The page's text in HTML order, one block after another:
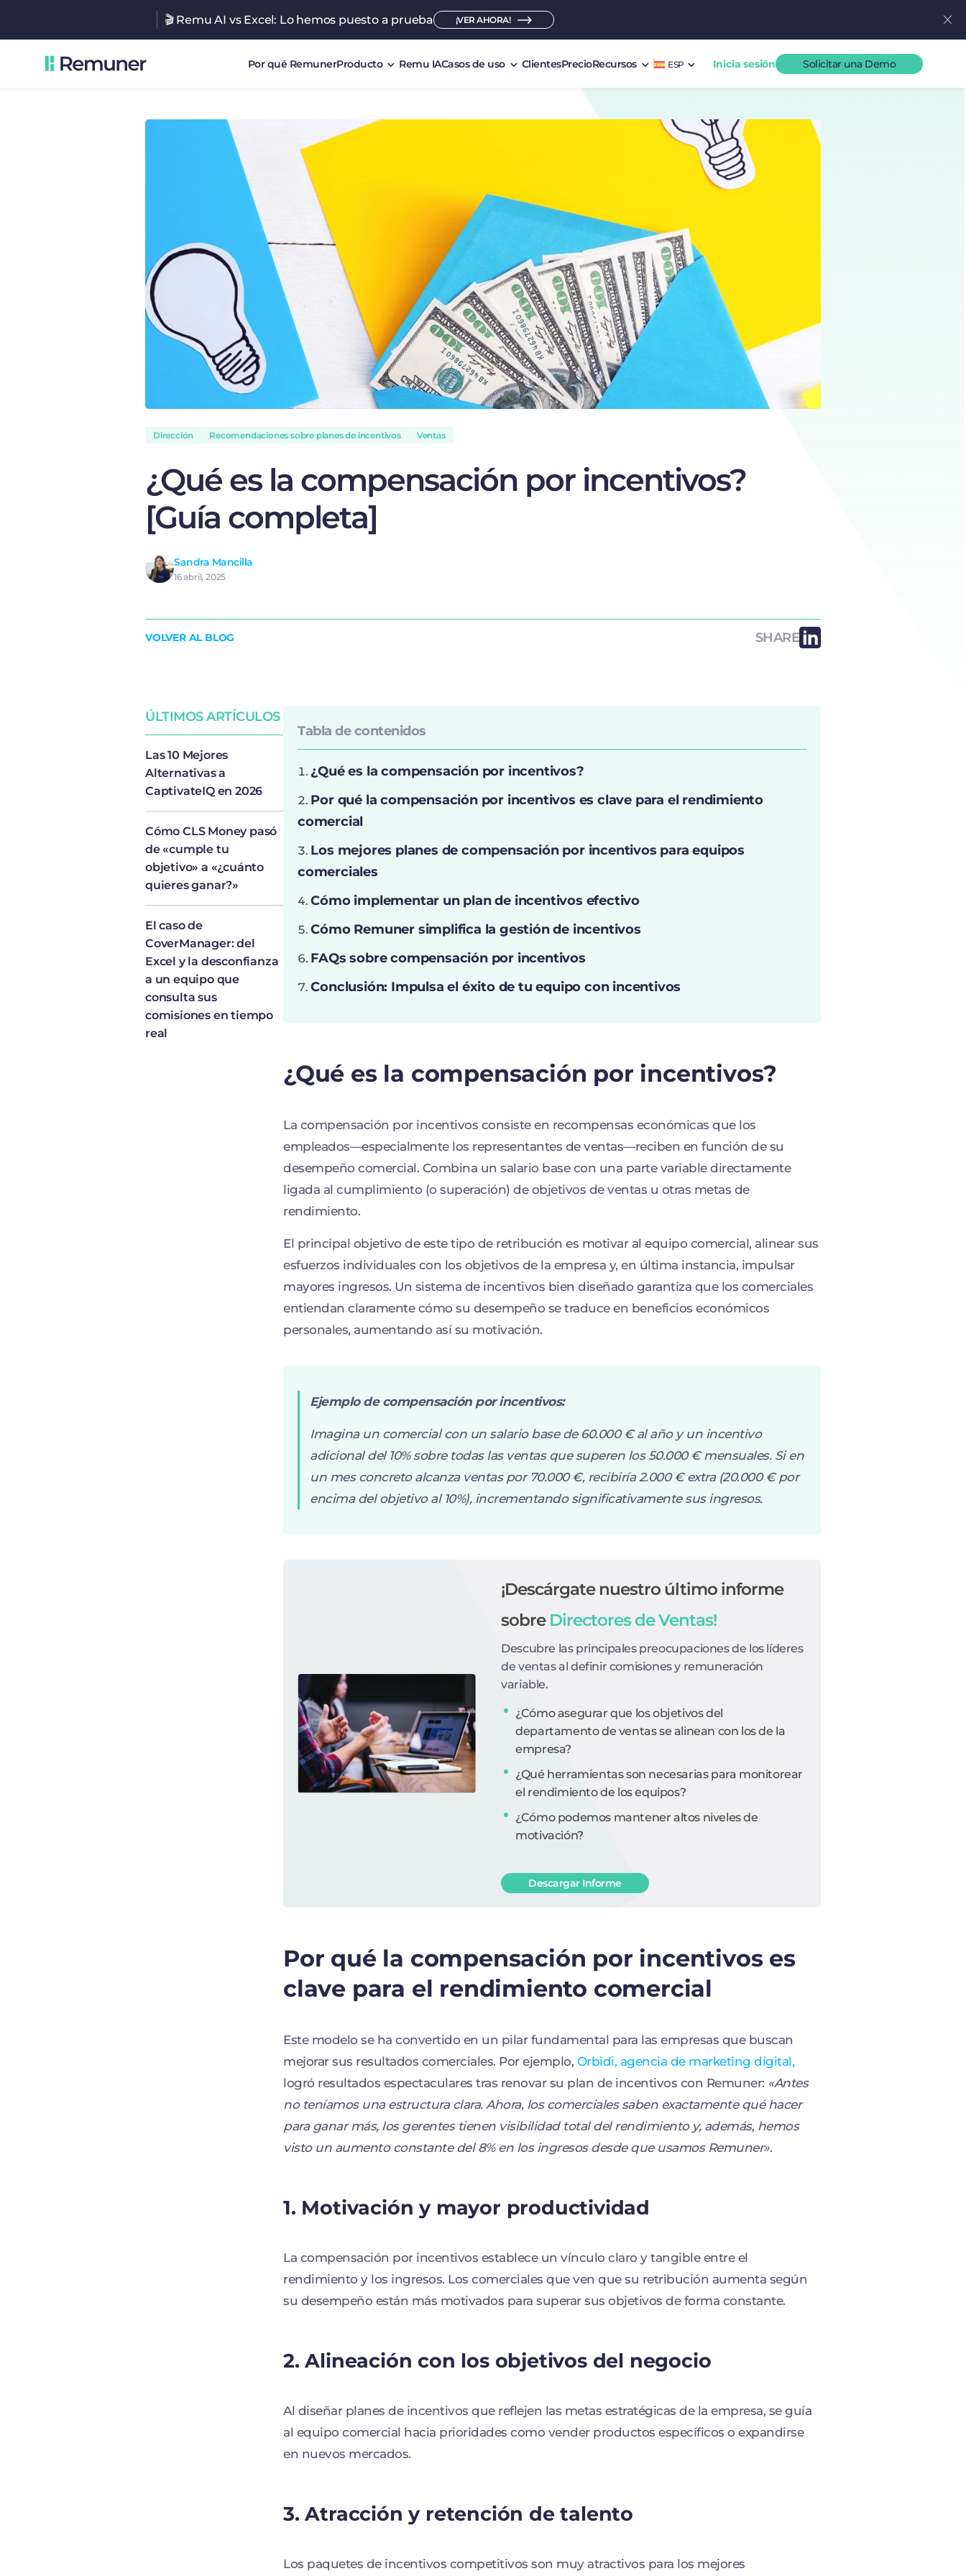
🎬 Remu AI vs Excel: Lo hemos puesto a prueba ¡VER AHORA!
Por qué RemunerProducto Remu IACasos de uso ClientesPrecioRecursos ESP Inicia sesión Solicitar una Demo
Dirección Recomendaciones sobre planes de incentivos Ventas
¿Qué es la compensación por incentivos?
[Guía completa]
Sandra Mancilla
16 abril, 2025
VOLVER AL BLOG SHARE
ÚLTIMOS ARTÍCULOS
Las 10 Mejores
Alternativas a
CaptivateIQ en 2026
Cómo CLS Money pasó
de «cumple tu
objetivo» a «¿cuánto
quieres ganar?»
El caso de
CoverManager: del
Excel y la desconfianza
a un equipo que
consulta sus
comisiones en tiempo
real
Tabla de contenidos
¿Qué es la compensación por incentivos?
Por qué la compensación por incentivos es clave para el rendimiento
comercial
Los mejores planes de compensación por incentivos para equipos
comerciales
Cómo implementar un plan de incentivos efectivo
Cómo Remuner simplifica la gestión de incentivos
FAQs sobre compensación por incentivos
Conclusión: Impulsa el éxito de tu equipo con incentivos
¿Qué es la compensación por incentivos?
La compensación por incentivos consiste en recompensas económicas que los
empleados—especialmente los representantes de ventas—reciben en función de su
desempeño comercial. Combina un salario base con una parte variable directamente
ligada al cumplimiento (o superación) de objetivos de ventas u otras metas de
rendimiento.
El principal objetivo de este tipo de retribución es motivar al equipo comercial, alinear sus
esfuerzos individuales con los objetivos de la empresa y, en última instancia, impulsar
mayores ingresos. Un sistema de incentivos bien diseñado garantiza que los comerciales
entiendan claramente cómo su desempeño se traduce en beneficios económicos
personales, aumentando así su motivación.
Ejemplo de compensación por incentivos:
Imagina un comercial con un salario base de 60.000 € al año y un incentivo
adicional del 10% sobre todas las ventas que superen los 50.000 € mensuales. Si en
un mes concreto alcanza ventas por 70.000 €, recibiría 2.000 € extra (20.000 € por
encima del objetivo al 10%), incrementando significativamente sus ingresos.
¡Descárgate nuestro último informe
sobre Directores de Ventas!
Descubre las principales preocupaciones de los líderes
de ventas al definir comisiones y remuneración
variable.
¿Cómo asegurar que los objetivos del
departamento de ventas se alinean con los de la
empresa?
¿Qué herramientas son necesarias para monitorear
el rendimiento de los equipos?
¿Cómo podemos mantener altos niveles de
motivación?
Descargar Informe
Por qué la compensación por incentivos es
clave para el rendimiento comercial
Este modelo se ha convertido en un pilar fundamental para las empresas que buscan
mejorar sus resultados comerciales. Por ejemplo, Orbidi, agencia de marketing digital,
logró resultados espectaculares tras renovar su plan de incentivos con Remuner: «Antes
no teníamos una estructura clara. Ahora, los comerciales saben exactamente qué hacer
para ganar más, los gerentes tienen visibilidad total del rendimiento y, además, hemos
visto un aumento constante del 8% en los ingresos desde que usamos Remuner».
1. Motivación y mayor productividad
La compensación por incentivos establece un vínculo claro y tangible entre el
rendimiento y los ingresos. Los comerciales que ven que su retribución aumenta según
su desempeño están más motivados para superar sus objetivos de forma constante.
2. Alineación con los objetivos del negocio
Al diseñar planes de incentivos que reflejen las metas estratégicas de la empresa, se guía
al equipo comercial hacia prioridades como vender productos específicos o expandirse
en nuevos mercados.
3. Atracción y retención de talento
Los paquetes de incentivos competitivos son muy atractivos para los mejores